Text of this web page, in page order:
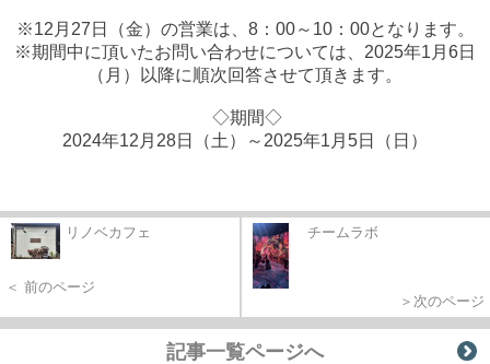
※12月27日（金）の営業は、8：00～10：00となります。
※期間中に頂いたお問い合わせについては、2025年1月6日
（月）以降に順次回答させて頂きます。
◇期間◇
2024年12月28日（土）～2025年1月5日（日）
リノベカフェ
＜ 前のページ
チームラボ
＞次のページ
記事一覧ページへ